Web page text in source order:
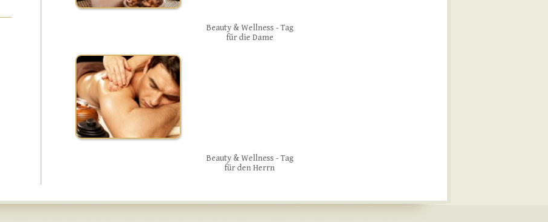
Beauty & Wellness - Tag
für die Dame
Beauty & Wellness - Tag
für den Herrn